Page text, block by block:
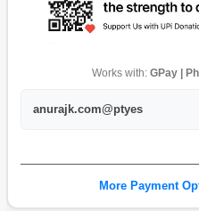
Works with: GPay |
anurajk.com@ptyes
More Payment